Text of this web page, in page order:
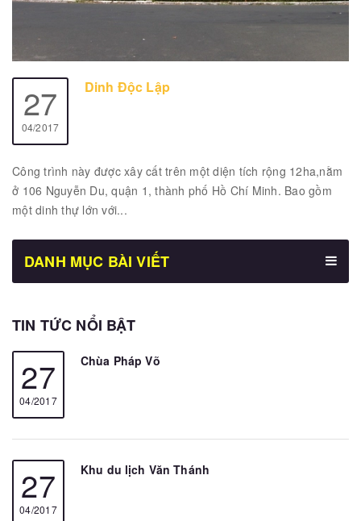
27
04/2017
Dinh Ðộc Lập
Công trình này được xây cất trên một diện tích rộng 12ha,nằm
ở 106 Nguyễn Du, quận 1, thành phố Hồ Chí Minh. Bao gồm
một dinh thự lớn với...
DANH MỤC BÀI VIẾT
TIN TỨC NỔI BẬT
27
04/2017
Chùa Pháp Võ
27
04/2017
Khu du lịch Văn Thánh